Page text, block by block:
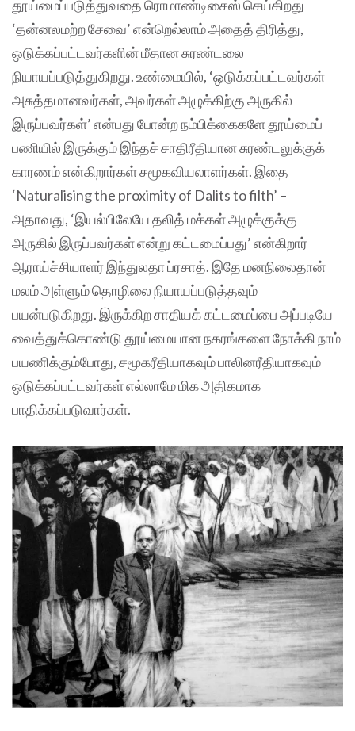
தூய்மைப்படுத்துவதை ரொமாண்டிசைஸ் செய்கிறது
‘தன்னலமற்ற சேவை’ என்றெல்லாம் அதைத் திரித்து,
ஒடுக்கப்பட்டவர்களின் மீதான சுரண்டலை
நியாயப்படுத்துகிறது. உண்மையில், ‘ஒடுக்கப்பட்டவர்கள்
அசுத்தமானவர்கள், அவர்கள் அழுக்கிற்கு அருகில்
இருப்பவர்கள்’ என்பது போன்ற நம்பிக்கைகளே தூய்மைப்
பணியில் இருக்கும் இந்தச் சாதிரீதியான சுரண்டலுக்குக்
காரணம் என்கிறார்கள் சமூகவியலாளர்கள். இதை
‘Naturalising the proximity of Dalits to filth’ –
அதாவது, ‘இயல்பிலேயே தலித் மக்கள் அழுக்குக்கு
அருகில் இருப்பவர்கள் என்று கட்டமைப்பது’ என்கிறார்
ஆராய்ச்சியாளர் இந்துலதா ப்ரசாத். இதே மனநிலைதான்
மலம் அள்ளும் தொழிலை நியாயப்படுத்தவும்
பயன்படுகிறது. இருக்கிற சாதியக் கட்டமைப்பை அப்படியே
வைத்துக்கொண்டு தூய்மையான நகரங்களை நோக்கி நாம்
பயணிக்கும்போது, சமூகரீதியாகவும் பாலினரீதியாகவும்
ஒடுக்கப்பட்டவர்கள் எல்லாமே மிக அதிகமாக
பாதிக்கப்படுவார்கள்.